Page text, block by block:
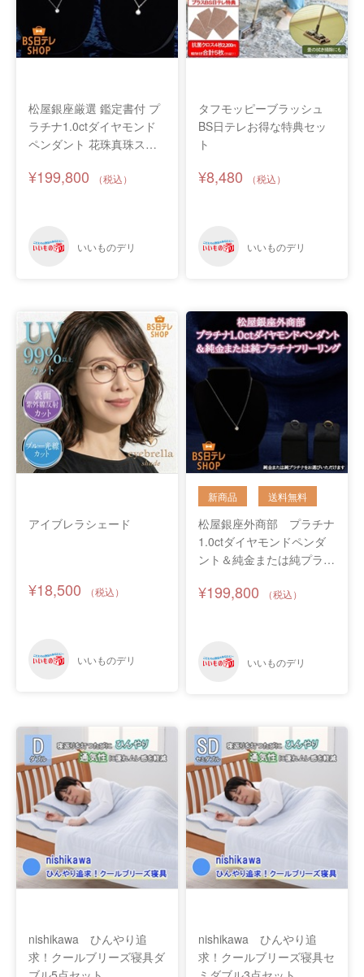
松屋銀座厳選 鑑定書付 プ
ラチナ1.0ctダイヤモンド
ペンダント 花珠真珠スペ
¥199,800
タフモッピーブラッシュ
BS日テレお得な特典セッ
ト
¥8,480
アイブレラシェード
¥18,500
松屋銀座外商部 プラチナ
1.0ctダイヤモンドペンダ
ント＆純金または純プラチ
¥199,800
nishikawa ひんやり追
求！クールブリーズ寝具ダ
nishikawa ひんやり追
求！クールブリーズ寝具セ